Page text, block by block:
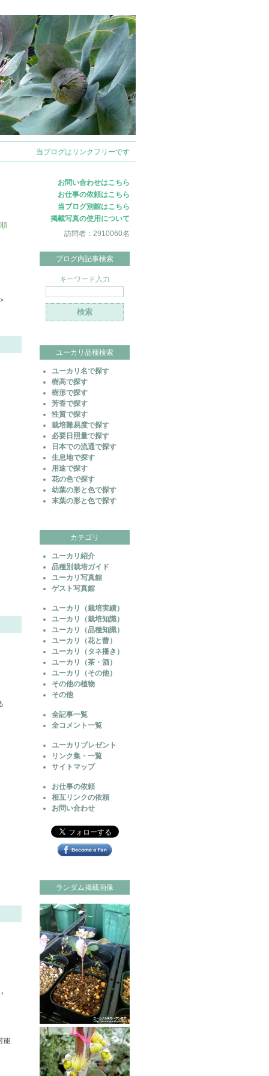
当ブログはリンクフリーです
能
お問い合わせはこちら
お仕事の依頼はこちら
当ブログ別館はこちら
掲載写真の使用について
訪問者：2910060名
ブログ内記事検索
キーワード入力
ユーカリ品種検索
ユーカリ名で探す
樹高で探す
樹形で探す
芳香で探す
性質で探す
栽培難易度で探す
必要日照量で探す
日本での流通で探す
生息地で探す
用途で探す
花の色で探す
幼葉の形と色で探す
末葉の形と色で探す
カテゴリ
ユーカリ紹介
品種別栽培ガイド
ユーカリ写真館
ゲスト写真館
ユーカリ（栽培実績）
ユーカリ（栽培知識）
ユーカリ（品種知識）
ユーカリ（花と蕾）
ユーカリ（タネ播き）
ユーカリ（茶・酒）
ユーカリ（その他）
その他の植物
その他
全記事一覧
全コメント一覧
ユーカリプレゼント
リンク集・一覧
サイトマップ
お仕事の依頼
相互リンクの依頼
お問い合わせ
ランダム掲載画像